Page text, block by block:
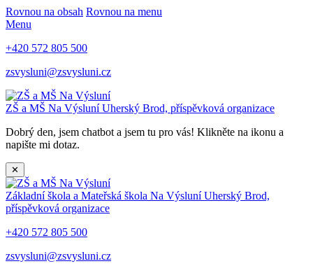
Rovnou na obsah Rovnou na menu
Menu
+420 572 805 500
zsvysluni@zsvysluni.cz
ZŠ a MŠ Na VýsluníUherský Brod, příspěvková organizace
Dobrý den, jsem chatbot a jsem tu pro vás! Klikněte na ikonu a
napište mi dotaz.
✕
Základní škola a Mateřská škola Na VýsluníUherský Brod,
příspěvková organizace
+420 572 805 500
zsvysluni@zsvysluni.cz